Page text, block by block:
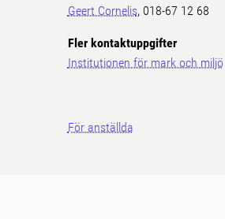
Geert Cornelis, 018-67 12 68
Fler kontaktuppgifter
Institutionen för mark och miljö
För anställda